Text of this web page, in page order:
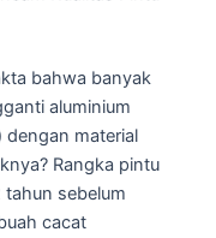
bahwa banyak
aluminium
material
Rangka pintu
sebelum
cacat